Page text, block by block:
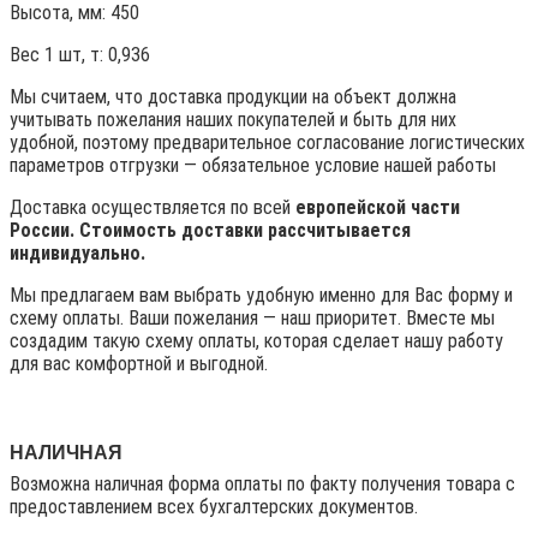
Высота, мм: 450
Вес 1 шт, т: 0,936
Мы считаем, что доставка продукции на объект должна
учитывать пожелания наших покупателей и быть для них
удобной, поэтому предварительное согласование логистических
параметров отгрузки — обязательное условие нашей работы
Доставка осуществляется по всей европейской части
России. Стоимость доставки рассчитывается
индивидуально.
Мы предлагаем вам выбрать удобную именно для Вас форму и
схему оплаты. Ваши пожелания — наш приоритет. Вместе мы
создадим такую схему оплаты, которая сделает нашу работу
для вас комфортной и выгодной.
НАЛИЧНАЯ
Возможна наличная форма оплаты по факту получения товара с
предоставлением всех бухгалтерских документов.